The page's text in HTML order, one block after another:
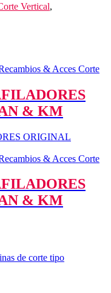
Vertical,
& Acces Corte
& KM
& Acces Corte
& KM
de corte tipo